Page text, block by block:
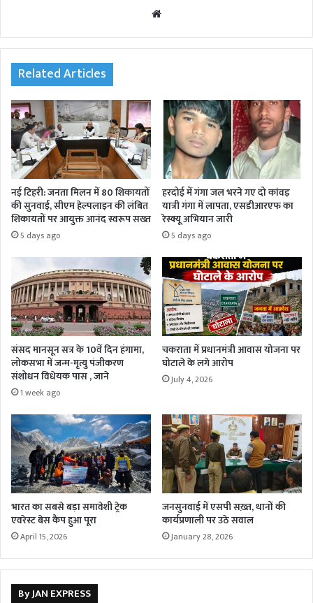
te
Related Articles
नई टिहरी: जनता मिलन में 80 शिकायतों
की सुनवाई, सीएम हेल्पलाइन की लंबित
शिकायतों पर आयुक्त आनंद स्वरूप सख्त
5 days ago
हरदोई में गंगा जल भरने गए दो कांवड़
यात्री गंगा में लापता, एसडीआरएफ का
रेस्क्यू अभियान जारी
5 days ago
संसद मानसून सत्र के 10वें दिन हंगामा,
लोकसभा में जन्म-मृत्यु पंजीकरण
संशोधन विधेयक पास , जाने
1 week ago
चकराता में प्रधानमंत्री आवास योजना पर
घोटाले के लगे आरोप
July 4, 2026
भारत का सबसे बड़ा समावेशी ट्रेक
एवरेस्ट बेस कैंप हुआ पूरा
April 15, 2026
जनसुनवाई में एसपी सख़्त, थानों की
कार्यप्रणाली पर उठे सवाल
January 28, 2026
By JAN EXPRESS